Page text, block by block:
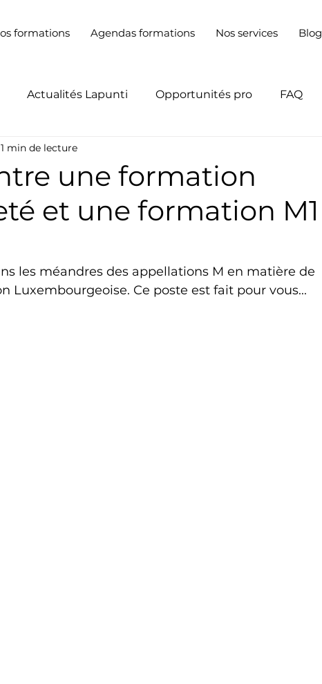
formations Agendas formations Nos services Blog
Actualités Lapunti Opportunités pro FAQ
une formation
et une formation M1
1 min de lecture
les méandres des appellations M en matière de
Luxembourgeoise. Ce poste est fait pour vous...